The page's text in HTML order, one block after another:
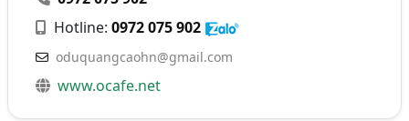
Hotline:0972 075 902
oduquangcaohn@gmail.com
www.ocafe.net